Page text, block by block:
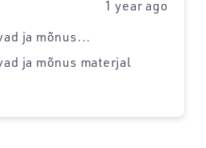
1 year ago
ja mõnus...
ja mõnus materjal